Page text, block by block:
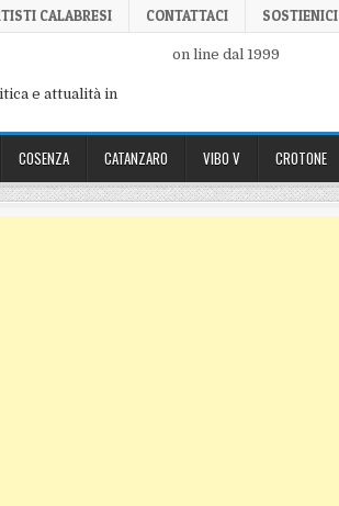
CALABRESI CONTATTACI SOSTIENICI
e attualità in
on line dal 1999
COSENZA CATANZARO VIBO V CROTONE